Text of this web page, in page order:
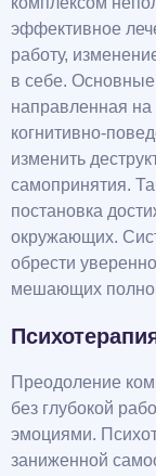
эффективное
работу,
в себе.
направленная на
когнитивно-
изменить
самопринятия.
постановка
окружающих.
обрести
мешающих
Преодоление
без глубокой
эмоциями.
заниженной